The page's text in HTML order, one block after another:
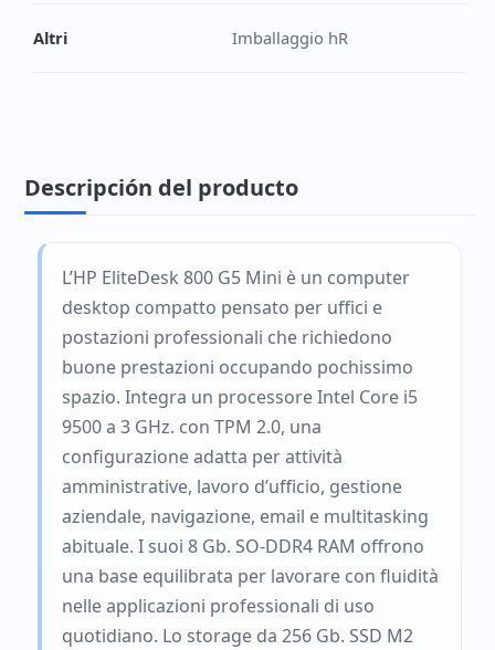
Altri Imballaggio hR
Descripción del producto
L’HP EliteDesk 800 G5 Mini è un computer
desktop compatto pensato per uffici e
postazioni professionali che richiedono
buone prestazioni occupando pochissimo
spazio. Integra un processore Intel Core i5
9500 a 3 GHz. con TPM 2.0, una
configurazione adatta per attività
amministrative, lavoro d’ufficio, gestione
aziendale, navigazione, email e multitasking
abituale. I suoi 8 Gb. SO-DDR4 RAM offrono
una base equilibrata per lavorare con fluidità
nelle applicazioni professionali di uso
quotidiano. Lo storage da 256 Gb. SSD M2